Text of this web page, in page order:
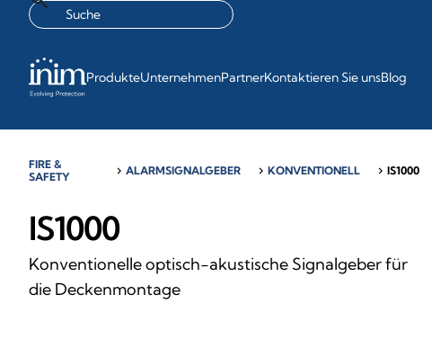
ProdukteUnternehmenPartnerKontaktieren Sie unsBlog
FIRE &
SAFETY
chevron_rightALARMSIGNALGEBER chevron_rightKONVENTIONELL chevron_rightIS1000
IS1000
Konventionelle optisch-akustische Signalgeber für
die Deckenmontage